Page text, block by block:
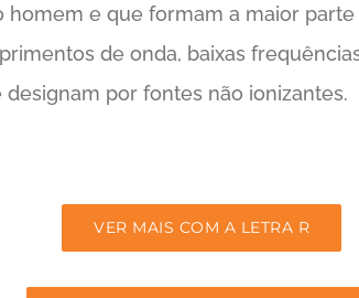
e que formam a maior
de onda, baixas
por fontes não ionizantes.
VER MAIS COM A LETRA R